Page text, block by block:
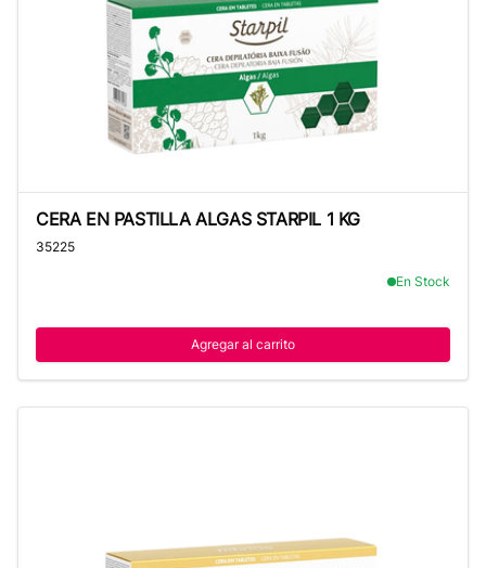
CERA EN PASTILLA ALGAS STARPIL 1 KG
35225
En Stock
Agregar al carrito